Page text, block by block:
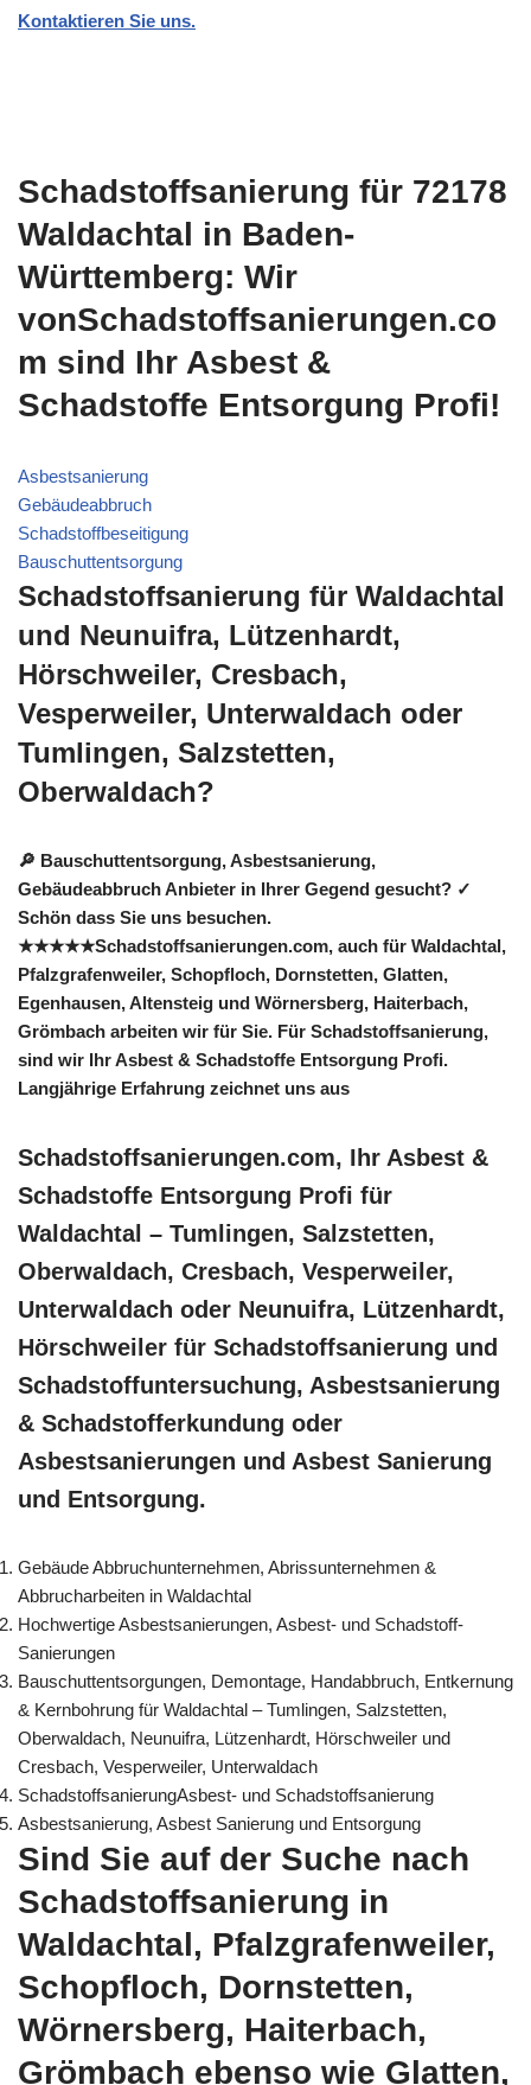
Kontaktieren Sie uns.
Schadstoffsanierung für 72178
Waldachtal in Baden-
Württemberg: Wir
vonSchadstoffsanierungen.co
m sind Ihr Asbest &
Schadstoffe Entsorgung Profi!
Asbestsanierung
Gebäudeabbruch
Schadstoffbeseitigung
Bauschuttentsorgung
Schadstoffsanierung für Waldachtal
und Neunuifra, Lützenhardt,
Hörschweiler, Cresbach,
Vesperweiler, Unterwaldach oder
Tumlingen, Salzstetten,
Oberwaldach?
🔎 Bauschuttentsorgung, Asbestsanierung,
Gebäudeabbruch Anbieter in Ihrer Gegend gesucht? ✓
Schön dass Sie uns besuchen.
★★★★★Schadstoffsanierungen.com, auch für Waldachtal,
Pfalzgrafenweiler, Schopfloch, Dornstetten, Glatten,
Egenhausen, Altensteig und Wörnersberg, Haiterbach,
Grömbach arbeiten wir für Sie. Für Schadstoffsanierung,
sind wir Ihr Asbest & Schadstoffe Entsorgung Profi.
Langjährige Erfahrung zeichnet uns aus
Schadstoffsanierungen.com, Ihr Asbest &
Schadstoffe Entsorgung Profi für
Waldachtal – Tumlingen, Salzstetten,
Oberwaldach, Cresbach, Vesperweiler,
Unterwaldach oder Neunuifra, Lützenhardt,
Hörschweiler für Schadstoffsanierung und
Schadstoffuntersuchung, Asbestsanierung
& Schadstofferkundung oder
Asbestsanierungen und Asbest Sanierung
und Entsorgung.
Gebäude Abbruchunternehmen, Abrissunternehmen &
Abbrucharbeiten in Waldachtal
Hochwertige Asbestsanierungen, Asbest- und Schadstoff-
Sanierungen
Bauschuttentsorgungen, Demontage, Handabbruch, Entkernung
& Kernbohrung für Waldachtal – Tumlingen, Salzstetten,
Oberwaldach, Neunuifra, Lützenhardt, Hörschweiler und
Cresbach, Vesperweiler, Unterwaldach
SchadstoffsanierungAsbest- und Schadstoffsanierung
Asbestsanierung, Asbest Sanierung und Entsorgung
Sind Sie auf der Suche nach
Schadstoffsanierung in
Waldachtal, Pfalzgrafenweiler,
Schopfloch, Dornstetten,
Wörnersberg, Haiterbach,
Grömbach ebenso wie Glatten,